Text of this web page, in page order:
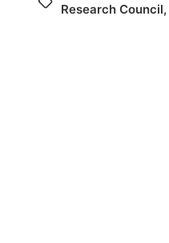
Research Council,